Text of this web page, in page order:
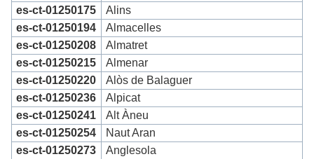
es-ct-01250175
Alins
es-ct-01250194
Almacelles
es-ct-01250208
Almatret
es-ct-01250215
Almenar
es-ct-01250220
Alòs de Balaguer
es-ct-01250236
Alpicat
es-ct-01250241
Alt Àneu
es-ct-01250254
Naut Aran
es-ct-01250273
Anglesola